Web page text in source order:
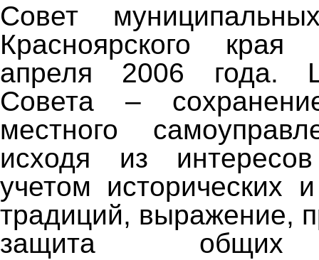
Совет
Красноярского
апреля 2006 года.
Совета –
местного
исходя из
учетом исторических
традиций, выражение,
защита общих